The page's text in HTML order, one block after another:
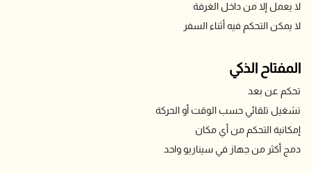
لا يعمل إلا من داخل الغرفة
لا يمكن التحكم فيه أثناء السفر
المفتاح الذكي
تحكم عن بعد
تشغيل تلقائي حسب الوقت أو الحركة
إمكانية التحكم من أي مكان
دمج أكثر من جهاز في سيناريو واحد